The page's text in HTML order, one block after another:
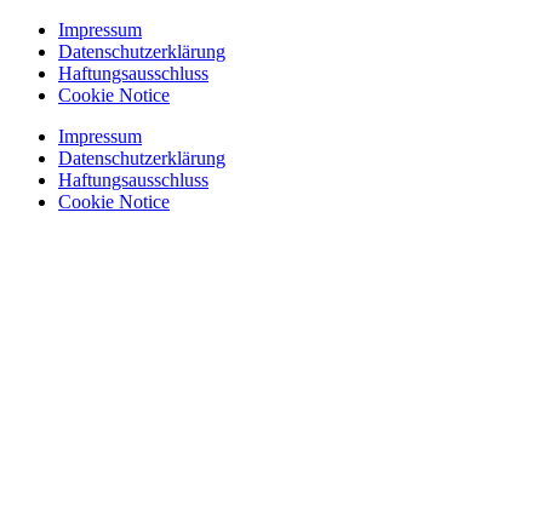
Zum
Inhalt
springen
Impressum
Datenschutzerklärung
Haftungsausschluss
Cookie Notice
Impressum
Datenschutzerklärung
Haftungsausschluss
Cookie Notice